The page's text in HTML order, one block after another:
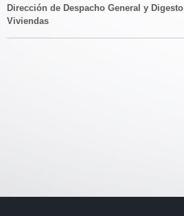
Dirección de Despacho General y Digesto
Viviendas